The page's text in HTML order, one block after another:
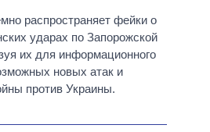
распространяет фейки о
ударах по Запорожской
их для информационного
новых атак и
против Украины.